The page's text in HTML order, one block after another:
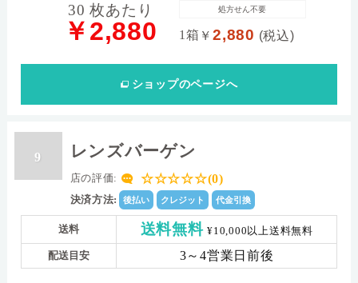
30 枚あたり
￥2,880 1箱 ￥2,880 (税込)
処方せん不要
ショップのページへ
9 レンズバーゲン
店の評価: ☆☆☆☆☆(0)
決済方法: 後払い クレジット 代金引換
送料 送料無料 ¥10,000以上送料無料
配送目安 3～4営業日前後